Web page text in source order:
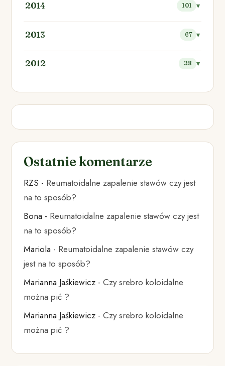
2014 101
2013 67
2012 28
Ostatnie komentarze
RZS - Reumatoidalne zapalenie stawów czy jest
na to sposób?
Bona - Reumatoidalne zapalenie stawów czy jest
na to sposób?
Mariola - Reumatoidalne zapalenie stawów czy
jest na to sposób?
Marianna Jaśkiewicz -Czy srebro koloidalne
można pić ?
Marianna Jaśkiewicz -Czy srebro koloidalne
można pić ?